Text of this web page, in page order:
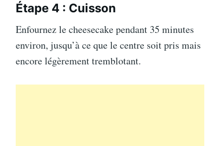
Étape 4 : Cuisson
Enfournez le cheesecake pendant 35 minutes
environ, jusqu’à ce que le centre soit pris mais
encore légèrement tremblotant.